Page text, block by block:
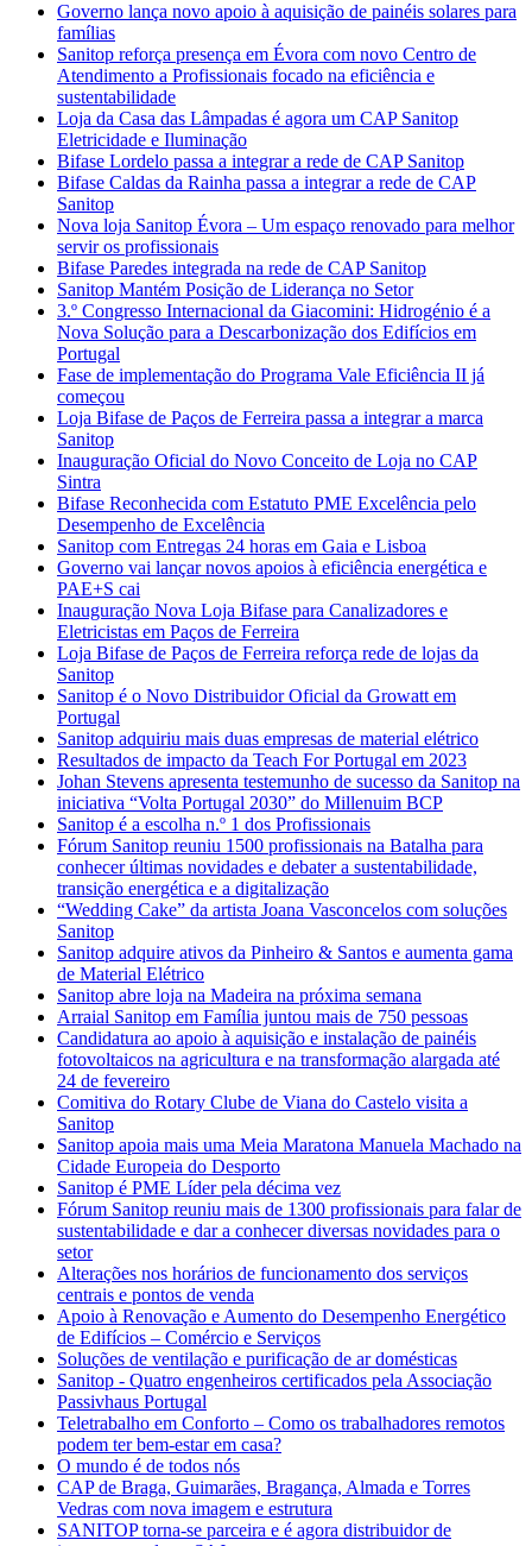
Governo lança novo apoio à aquisição de painéis solares para
famílias
Sanitop reforça presença em Évora com novo Centro de
Atendimento a Profissionais focado na eficiência e
sustentabilidade
Loja da Casa das Lâmpadas é agora um CAP Sanitop
Eletricidade e Iluminação
Bifase Lordelo passa a integrar a rede de CAP Sanitop
Bifase Caldas da Rainha passa a integrar a rede de CAP
Sanitop
Nova loja Sanitop Évora – Um espaço renovado para melhor
servir os profissionais
Bifase Paredes integrada na rede de CAP Sanitop
Sanitop Mantém Posição de Liderança no Setor
3.º Congresso Internacional da Giacomini: Hidrogénio é a
Nova Solução para a Descarbonização dos Edifícios em
Portugal
Fase de implementação do Programa Vale Eficiência II já
começou
Loja Bifase de Paços de Ferreira passa a integrar a marca
Sanitop
Inauguração Oficial do Novo Conceito de Loja no CAP
Sintra
Bifase Reconhecida com Estatuto PME Excelência pelo
Desempenho de Excelência
Sanitop com Entregas 24 horas em Gaia e Lisboa
Governo vai lançar novos apoios à eficiência energética e
PAE+S cai
Inauguração Nova Loja Bifase para Canalizadores e
Eletricistas em Paços de Ferreira
Loja Bifase de Paços de Ferreira reforça rede de lojas da
Sanitop
Sanitop é o Novo Distribuidor Oficial da Growatt em
Portugal
Sanitop adquiriu mais duas empresas de material elétrico
Resultados de impacto da Teach For Portugal em 2023
Johan Stevens apresenta testemunho de sucesso da Sanitop na
iniciativa “Volta Portugal 2030” do Millenuim BCP
Sanitop é a escolha n.º 1 dos Profissionais
Fórum Sanitop reuniu 1500 profissionais na Batalha para
conhecer últimas novidades e debater a sustentabilidade,
transição energética e a digitalização
“Wedding Cake” da artista Joana Vasconcelos com soluções
Sanitop
Sanitop adquire ativos da Pinheiro & Santos e aumenta gama
de Material Elétrico
Sanitop abre loja na Madeira na próxima semana
Arraial Sanitop em Família juntou mais de 750 pessoas
Candidatura ao apoio à aquisição e instalação de painéis
fotovoltaicos na agricultura e na transformação alargada até
24 de fevereiro
Comitiva do Rotary Clube de Viana do Castelo visita a
Sanitop
Sanitop apoia mais uma Meia Maratona Manuela Machado na
Cidade Europeia do Desporto
Sanitop é PME Líder pela décima vez
Fórum Sanitop reuniu mais de 1300 profissionais para falar de
sustentabilidade e dar a conhecer diversas novidades para o
setor
Alterações nos horários de funcionamento dos serviços
centrais e pontos de venda
Apoio à Renovação e Aumento do Desempenho Energético
de Edifícios – Comércio e Serviços
Soluções de ventilação e purificação de ar domésticas
Sanitop - Quatro engenheiros certificados pela Associação
Passivhaus Portugal
Teletrabalho em Conforto – Como os trabalhadores remotos
podem ter bem-estar em casa?
O mundo é de todos nós
CAP de Braga, Guimarães, Bragança, Almada e Torres
Vedras com nova imagem e estrutura
SANITOP torna-se parceira e é agora distribuidor de